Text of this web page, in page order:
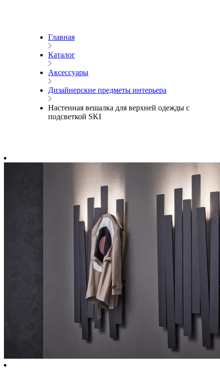
Главная
Каталог
Аксессуары
Дизайнерские предметы интерьера
Настенная вешалка для верхней одежды с
подсветкой SKI